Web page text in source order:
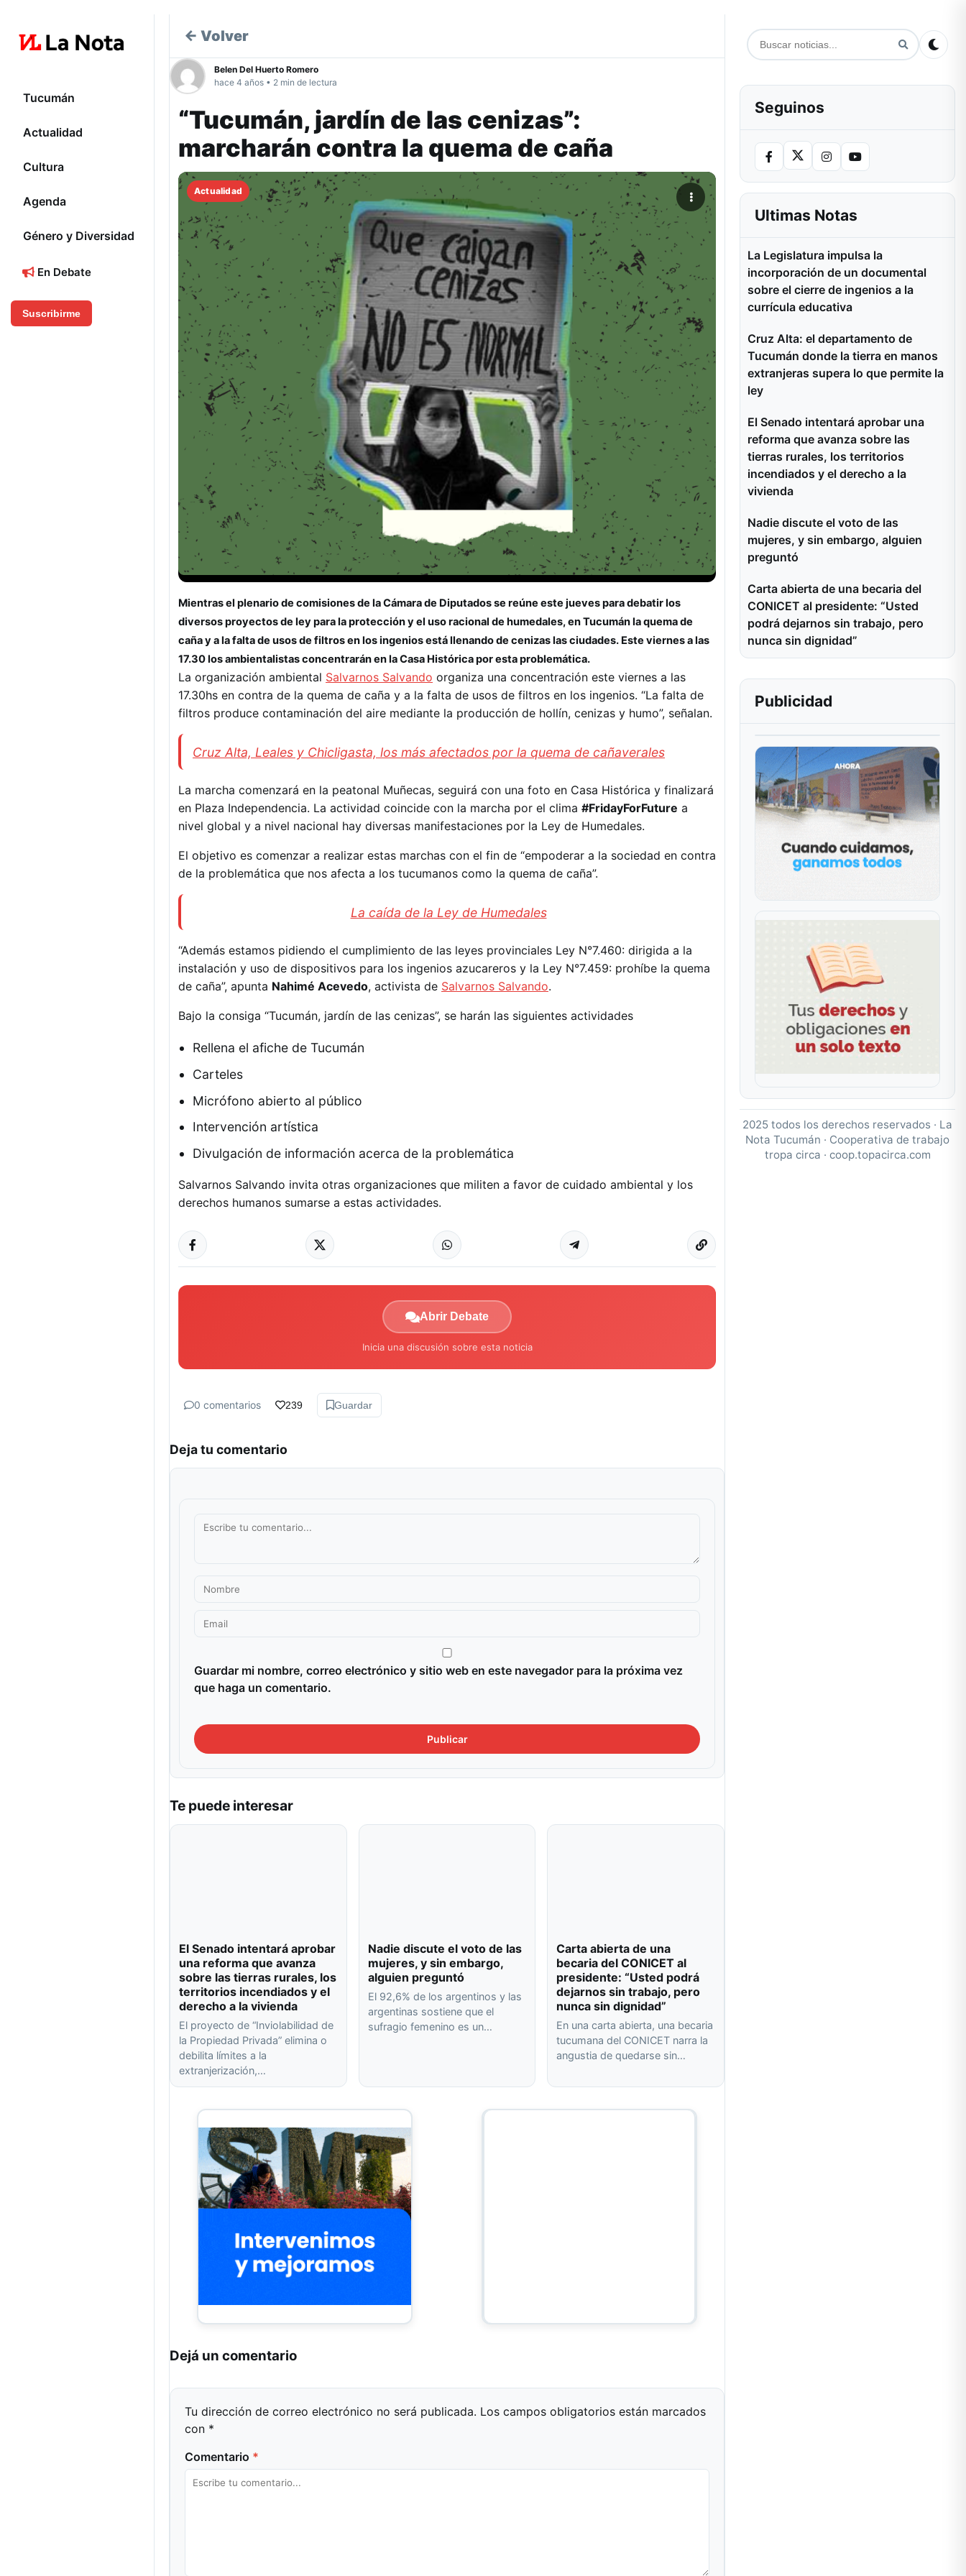
Tucumán
Actualidad
Cultura
Agenda
Género y Diversidad
En Debate
Suscribirme
← Volver
Belen Del Huerto Romero
hace 4 años • 2 min de lectura
“Tucumán, jardín de las cenizas”:
marcharán contra la quema de caña
Actualidad
Mientras el plenario de comisiones de la Cámara de Diputados se reúne este jueves para debatir los
diversos proyectos de ley para la protección y el uso racional de humedales, en Tucumán la quema de
caña y a la falta de usos de filtros en los ingenios está llenando de cenizas las ciudades. Este viernes a las
17.30 los ambientalistas concentrarán en la Casa Histórica por esta problemática.
La organización ambiental Salvarnos Salvando organiza una concentración este viernes a las
17.30hs en contra de la quema de caña y a la falta de usos de filtros en los ingenios. “La falta de
filtros produce contaminación del aire mediante la producción de hollín, cenizas y humo”, señalan.
Cruz Alta, Leales y Chicligasta, los más afectados por la quema de cañaverales
La marcha comenzará en la peatonal Muñecas, seguirá con una foto en Casa Histórica y finalizará
en Plaza Independencia. La actividad coincide con la marcha por el clima #FridayForFuture a
nivel global y a nivel nacional hay diversas manifestaciones por la Ley de Humedales.
El objetivo es comenzar a realizar estas marchas con el fin de “empoderar a la sociedad en contra
de la problemática que nos afecta a los tucumanos como la quema de caña”.
La caída de la Ley de Humedales
“Además estamos pidiendo el cumplimiento de las leyes provinciales Ley N°7.460: dirigida a la
instalación y uso de dispositivos para los ingenios azucareros y la Ley N°7.459: prohíbe la quema
de caña”, apunta Nahimé Acevedo, activista de Salvarnos Salvando.
Bajo la consiga “Tucumán, jardín de las cenizas”, se harán las siguientes actividades
Rellena el afiche de Tucumán
Carteles
Micrófono abierto al público
Intervención artística
Divulgación de información acerca de la problemática
Salvarnos Salvando invita otras organizaciones que militen a favor de cuidado ambiental y los
derechos humanos sumarse a estas actividades.
Abrir Debate
Inicia una discusión sobre esta noticia
0 comentarios 239 Guardar
Deja tu comentario
Guardar mi nombre, correo electrónico y sitio web en este navegador para la próxima vez
que haga un comentario.
Te puede interesar
El Senado intentará aprobar
una reforma que avanza
sobre las tierras rurales, los
territorios incendiados y el
derecho a la vivienda
El proyecto de “Inviolabilidad de
la Propiedad Privada” elimina o
debilita límites a la
extranjerización,…
Nadie discute el voto de las
mujeres, y sin embargo,
alguien preguntó
El 92,6% de los argentinos y las
argentinas sostiene que el
sufragio femenino es un…
Carta abierta de una
becaria del CONICET al
presidente: “Usted podrá
dejarnos sin trabajo, pero
nunca sin dignidad”
En una carta abierta, una becaria
tucumana del CONICET narra la
angustia de quedarse sin…
Dejá un comentario
Tu dirección de correo electrónico no será publicada. Los campos obligatorios están marcados
con *
Comentario *
Seguinos
Ultimas Notas
La Legislatura impulsa la
incorporación de un documental
sobre el cierre de ingenios a la
currícula educativa
Cruz Alta: el departamento de
Tucumán donde la tierra en manos
extranjeras supera lo que permite la
ley
El Senado intentará aprobar una
reforma que avanza sobre las
tierras rurales, los territorios
incendiados y el derecho a la
vivienda
Nadie discute el voto de las
mujeres, y sin embargo, alguien
preguntó
Carta abierta de una becaria del
CONICET al presidente: “Usted
podrá dejarnos sin trabajo, pero
nunca sin dignidad”
Publicidad
2025 todos los derechos reservados · La
Nota Tucumán · Cooperativa de trabajo
tropa circa · coop.topacirca.com